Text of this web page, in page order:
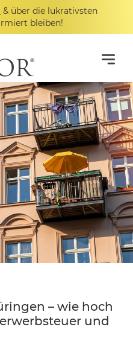
& über die lukrativsten
bleiben!
– wie hoch
und